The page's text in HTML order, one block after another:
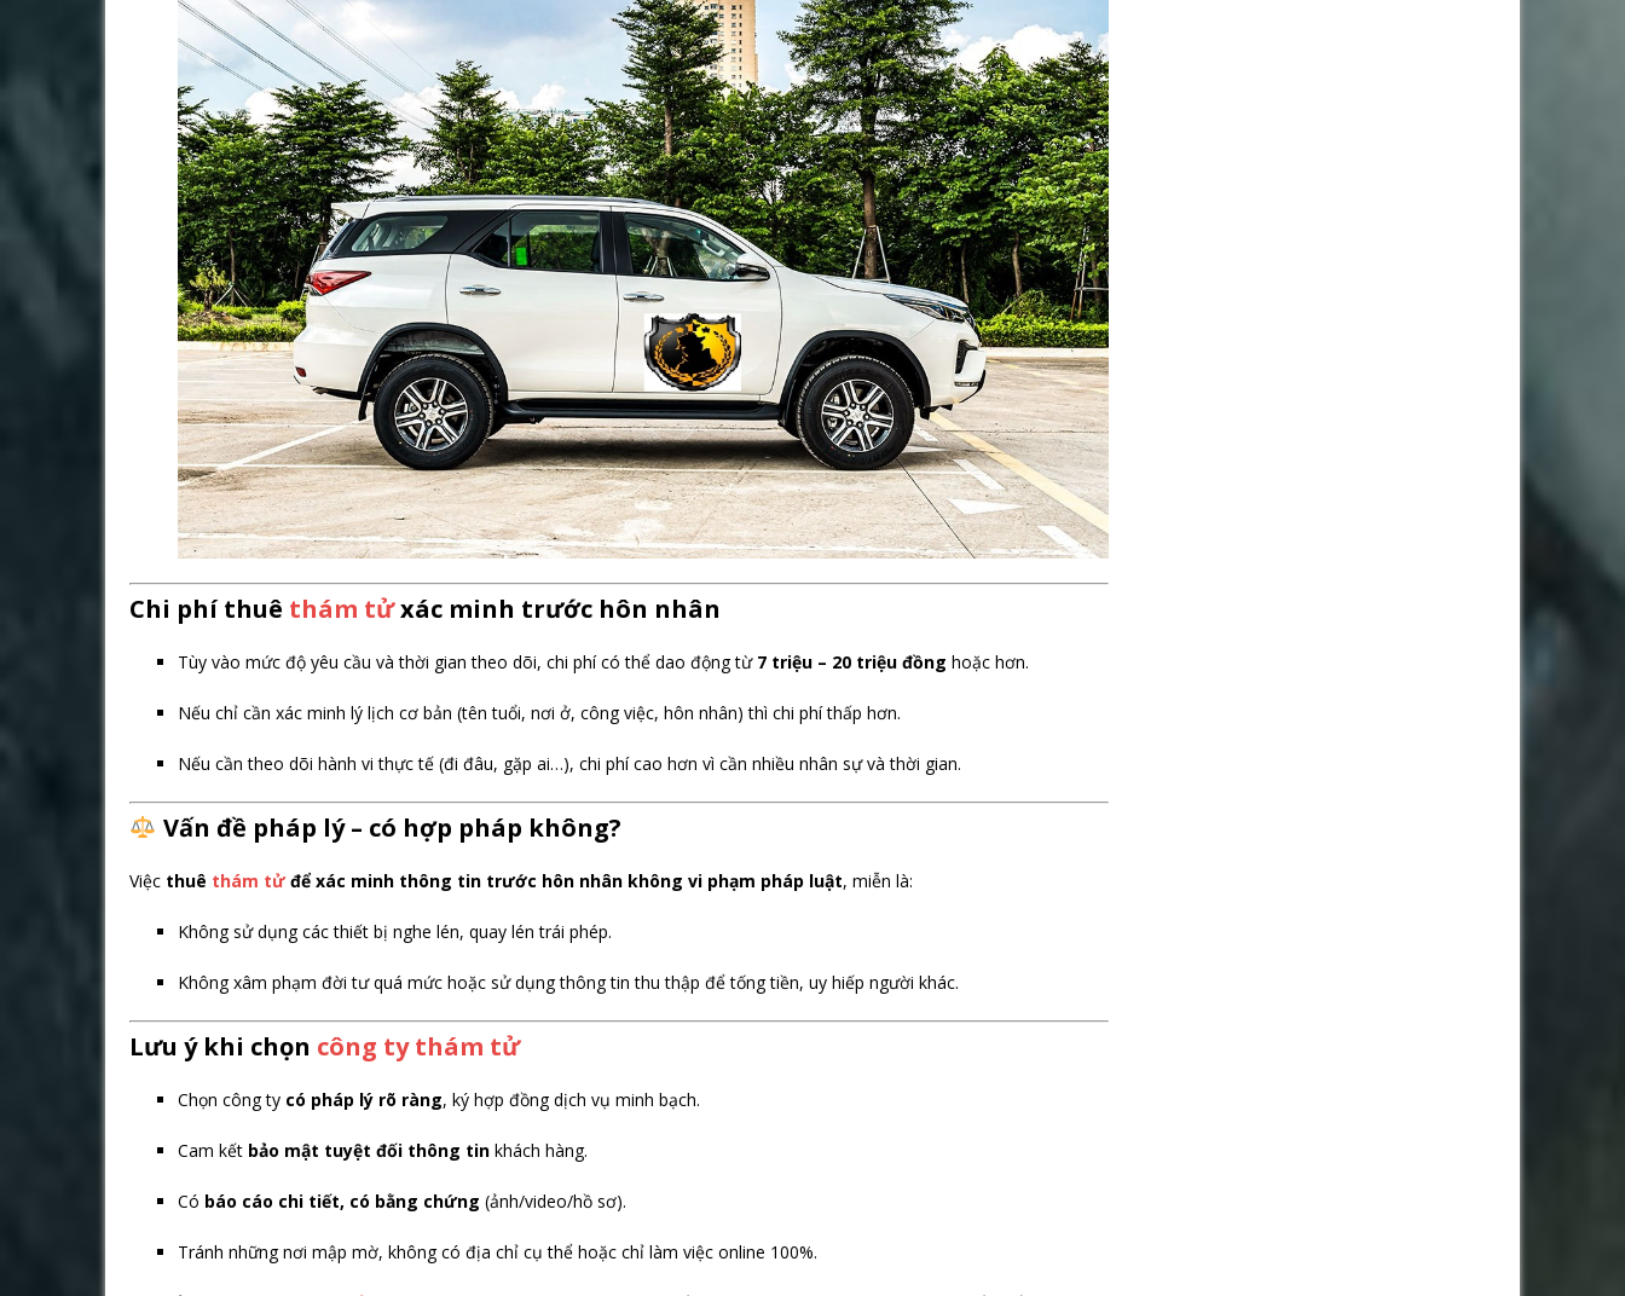
Chi phí thuê thám tửxác minh trước hôn nhân
Tùy vào mức độ yêu cầu và thời gian theo dõi, chi phí có thể dao động từ 7 triệu – 20 triệu đồng hoặc hơn.
Nếu chỉ cần xác minh lý lịch cơ bản (tên tuổi, nơi ở, công việc, hôn nhân) thì chi phí thấp hơn.
Nếu cần theo dõi hành vi thực tế (đi đâu, gặp ai…), chi phí cao hơn vì cần nhiều nhân sự và thời gian.
Vấn đề pháp lý – có hợp pháp không?
Việc thuê thám tửđể xác minh thông tin trước hôn nhân không vi phạm pháp luật, miễn là:
Không sử dụng các thiết bị nghe lén, quay lén trái phép.
Không xâm phạm đời tư quá mức hoặc sử dụng thông tin thu thập để tống tiền, uy hiếp người khác.
Lưu ý khi chọn công ty thám tử
Chọn công ty có pháp lý rõ ràng, ký hợp đồng dịch vụ minh bạch.
Cam kết bảo mật tuyệt đối thông tin khách hàng.
Có báo cáo chi tiết, có bằng chứng (ảnh/video/hồ sơ).
Tránh những nơi mập mờ, không có địa chỉ cụ thể hoặc chỉ làm việc online 100%.